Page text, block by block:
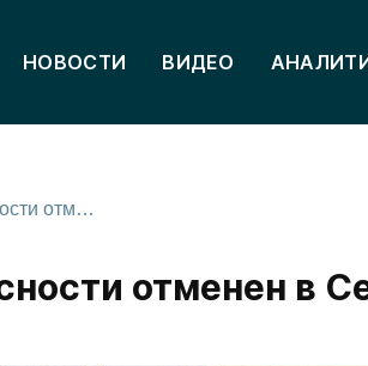
НОВОСТИ ВИДЕО
Режим беспилотной опасности отменен в Северной Осетии
отменен в